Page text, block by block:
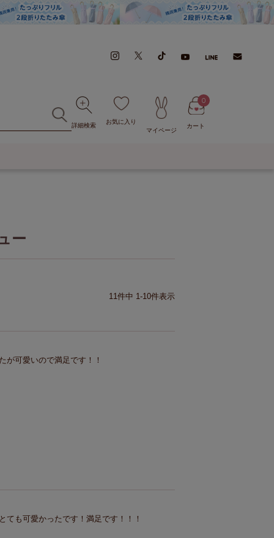
詳細検索
お気に入り
マイページ
カート
0
ー
11件中 1-10件表示
が可愛いので満足です！！
ても可愛かったです！満足です！！！